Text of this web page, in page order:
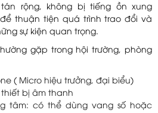
rộng, không bị tiếng ồn xung
thuận tiện quá trình trao đổi và
sự kiện quan trọng.
gặp trong hội trường, phòng
( Micro hiệu trưởng, đại biểu)
bị âm thanh
tâm: có thể dùng vang số hoặc